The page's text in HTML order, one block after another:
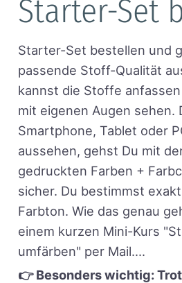
Starter-Set
Starter-Set bestellen und
passende Stoff-Qualität
kannst die Stoffe
mit eigenen Augen sehen.
Smartphone, Tablet oder
aussehen, gehst Du mit
gedruckten Farben +
sicher. Du bestimmst
Farbton. Wie das genau
einem kurzen Mini-Kurs
umfärben" per Mail....
👉 Besonders wichtig: